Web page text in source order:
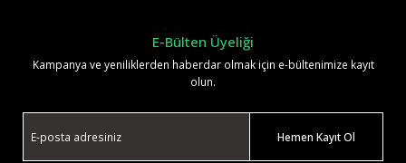
E-Bülten Üyeliği
Kampanya ve yeniliklerden haberdar olmak için e-bültenimize kayıt
olun.
Hemen Kayıt Ol